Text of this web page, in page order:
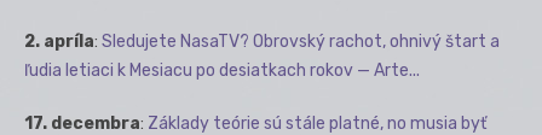
2. apríla: Sledujete NasaTV? Obrovský rachot, ohnivý štart a
ľudia letiaci k Mesiacu po desiatkach rokov — Arte...
17. decembra: Základy teórie sú stále platné, no musia byť